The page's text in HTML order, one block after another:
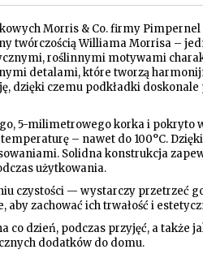
Morris & Co. firmy
twórczością Williama Morrisa –
roślinnymi motywami
detalami, które tworzą
dzięki czemu podkładki
5-milimetrowego korka i pokryto
– nawet do 100°C.
Solidna konstrukcja
użytkowania.
czystości — wystarczy przetrzeć
aby zachować ich trwałość i
co dzień, podczas przyjęć, a
dodatków do domu.